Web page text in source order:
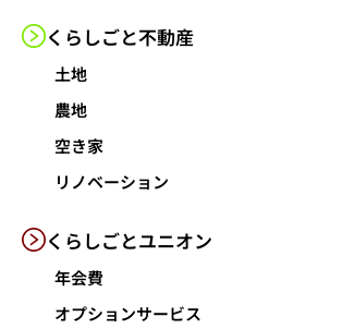
くらしごと不動産
土地
農地
空き家
リノベーション
くらしごとユニオン
年会費
オプションサービス